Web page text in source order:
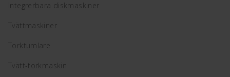
Integrerbara diskmaskiner
Tvättmaskiner
Torktumlare
Tvätt-torkmaskin